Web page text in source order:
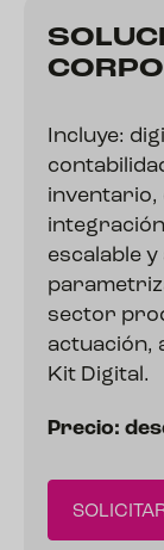
Incluye:
inventario,
escalable
sector
actuación,
Kit Digital.
Precio: